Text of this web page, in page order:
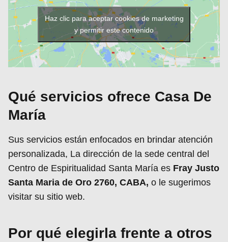
Haz clic para aceptar cookies de marketing
y permitir este contenido
Qué servicios ofrece Casa De
María
Sus servicios están enfocados en brindar atención
personalizada, La dirección de la sede central del
Centro de Espiritualidad Santa María es Fray Justo
Santa Maria de Oro 2760, CABA, o le sugerimos
visitar su sitio web.
Por qué elegirla frente a otros